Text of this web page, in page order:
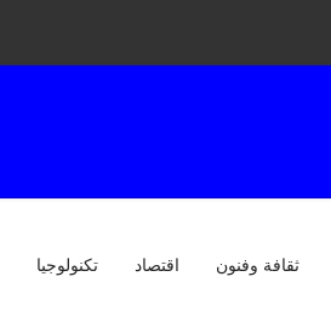
ثقافة وفنون اقتصاد تكنولوجيا